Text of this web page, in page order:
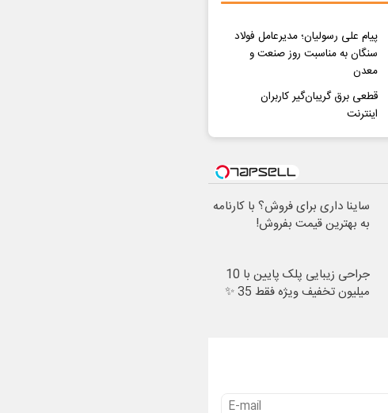
پیام علی رسولیان؛ مدیرعامل فولاد
سنگان به مناسبت روز صنعت و
معدن
قطعی‌ برق گریبان‌گیر کاربران
اینترنت
ساینا داری برای فروش؟ با کارنامه
به بهترین قیمت بفروش!
جراحی زیبایی پلک پایین با 10
میلیون تخفیف ویژه فقط 35 ✨